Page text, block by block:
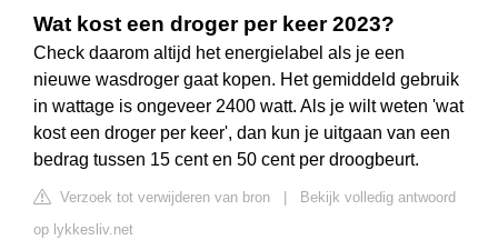
Wat kost een droger per keer 2023?
Check daarom altijd het energielabel als je een
nieuwe wasdroger gaat kopen. Het gemiddeld gebruik
in wattage is ongeveer 2400 watt. Als je wilt weten 'wat
kost een droger per keer', dan kun je uitgaan van een
bedrag tussen 15 cent en 50 cent per droogbeurt.
Verzoek tot verwijderen van bron
Bekijk volledig antwoord
op lykkesliv.net